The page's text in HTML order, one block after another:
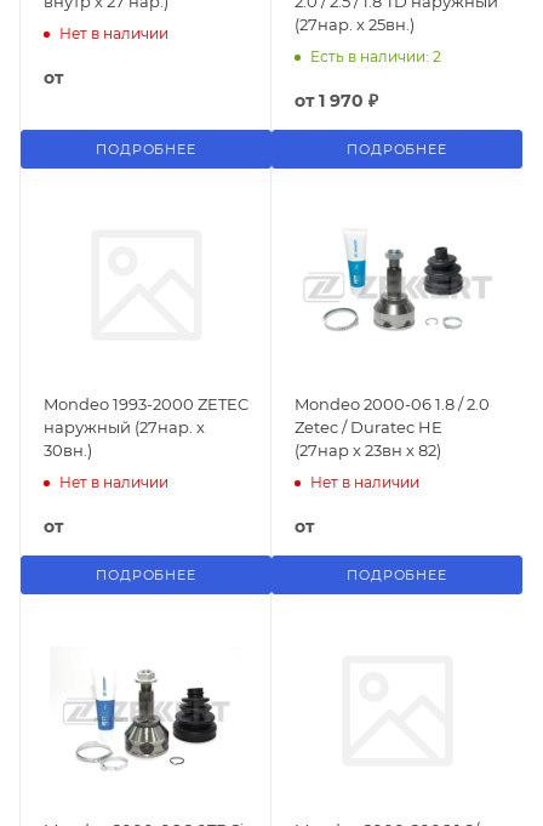
Нет в наличии
от
ПОДРОБНЕЕ
(27нар. х 25вн.)
Есть в наличии: 2
от1 970 ₽
ПОДРОБНЕЕ
Mondeo 1993-2000 ZETEC
наружный (27нар. х
30вн.)
Нет в наличии
от
ПОДРОБНЕЕ
Mondeo 2000-06 1.8 / 2.0
Zetec / Duratec HE
(27нар х 23вн х 82)
Нет в наличии
от
ПОДРОБНЕЕ